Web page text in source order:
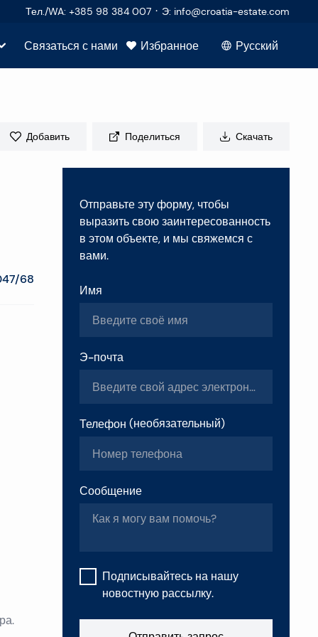
Тел./WA: +385 98 384 007 · Э: info@croatia-estate.com
вопросы
Связаться с нами Избранное Русский
Посмотреть все
68
Добавить Поделиться Скачать
Отправьте эту форму, чтобы
выразить свою заинтересованность
в этом объекте, и мы свяжемся с
вами.
Имя
Э-почта
Телефон (необязательный)
Сообщение
Подписывайтесь на нашу
новостную рассылку.